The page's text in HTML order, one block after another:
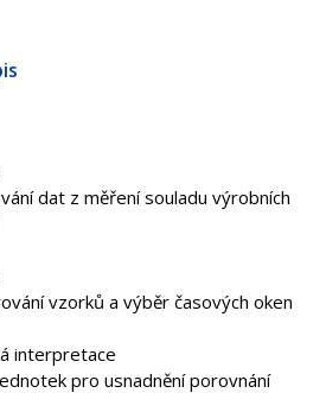
dat z měření souladu výrobních
vzorků a výběr časových oken
interpretace
pro usnadnění porovnání